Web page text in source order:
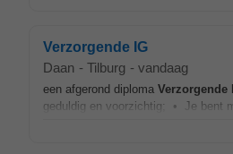
Verzorgende IG
Daan - Tilburg - vandaag
een afgerond diploma Verzorgende
geduldig en voorzichtig; • Je bent